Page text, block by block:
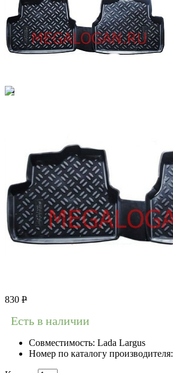
830 Р
Есть в наличии
Совместимость: Lada Largus
Номер по каталогу производителя: